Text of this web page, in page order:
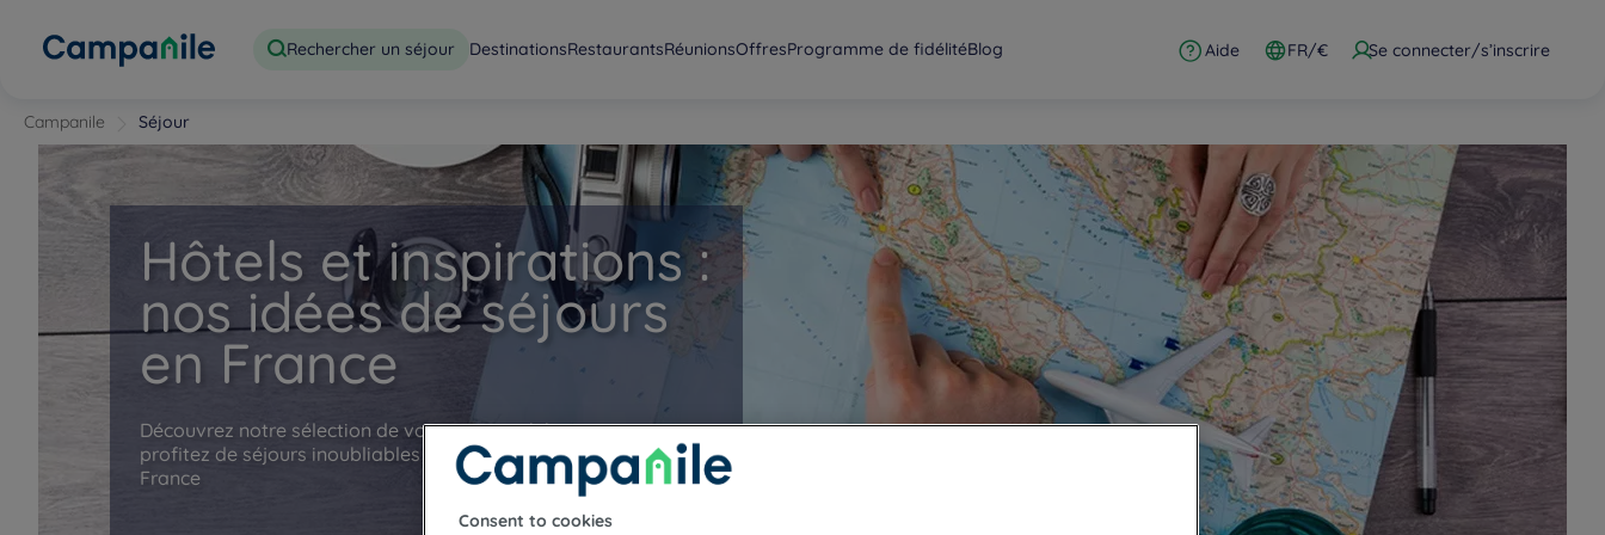
Rechercher un séjour DestinationsRestaurantsRéunionsOffresProgramme de fidélitéBlog Aide FR/€ Se connecter/s’inscrire
Campanile Séjour
Hôtels et inspirations :
nos idées de séjours
en France
Découvrez notre sélection de voyages par thématique et
profitez de séjours inoubliables dans nos hôtels Campanile en
France
Consent to cookies